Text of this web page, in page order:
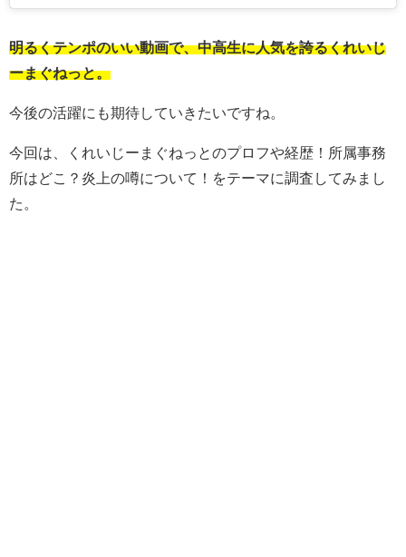
明るくテンポのいい動画で、中高生に人気を誇るくれいじ
ーまぐねっと。
今後の活躍にも期待していきたいですね。
今回は、くれいじーまぐねっとのプロフや経歴！所属事務
所はどこ？炎上の噂について！をテーマに調査してみまし
た。